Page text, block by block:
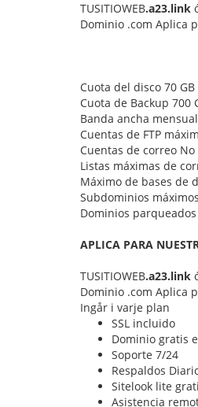
TUSITIOWEB.a23.link
Dominio .com Aplica
Cuota del disco 70 GB
Cuota de Backup 700
Banda ancha
Cuentas de FTP
Cuentas de correo
Listas máximas de
Máximo de bases de
Subdominios
Dominios
APLICA PARA
TUSITIOWEB.a23.link
Dominio .com Aplica
Ingår i varje plan
SSL incluido
Dominio gratis
Soporte 7/24
Respaldos
Sitelook lite
Asistencia